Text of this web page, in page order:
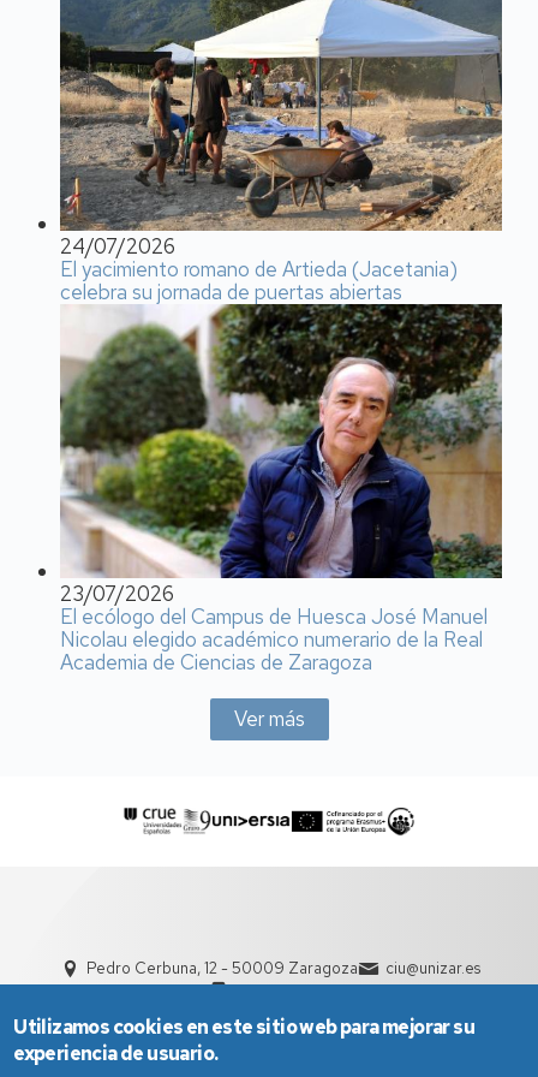
24/07/2026
El yacimiento romano de Artieda (Jacetania)
celebra su jornada de puertas abiertas
23/07/2026
El ecólogo del Campus de Huesca José Manuel
Nicolau elegido académico numerario de la Real
Academia de Ciencias de Zaragoza
Ver más
Pedro Cerbuna, 12 - 50009 Zaragoza
ciu@unizar.es
Utilizamos cookies en este sitio web para mejorar su
experiencia de usuario.